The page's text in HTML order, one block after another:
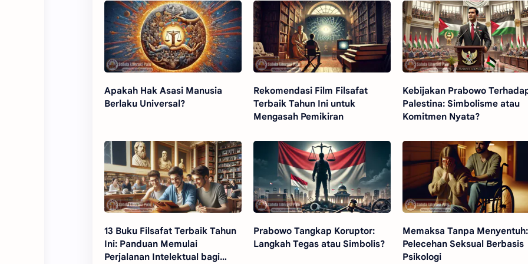
Apakah Hak Asasi Manusia
Berlaku Universal?
Rekomendasi Film Filsafat
Terbaik Tahun Ini untuk
Mengasah Pemikiran
Kebijakan Prabowo
Palestina: Simbolisme atau
Komitmen Nyata?
13 Buku Filsafat Terbaik Tahun
Ini: Panduan Memulai
Perjalanan Intelektual bagi
Prabowo Tangkap Koruptor:
Langkah Tegas atau Simbolis?
Memaksa Tanpa Menyentuh:
Pelecehan Seksual Berbasis
Psikologi